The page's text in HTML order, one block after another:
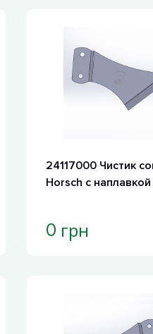
24117000 Чистик
Horsch с
0 грн